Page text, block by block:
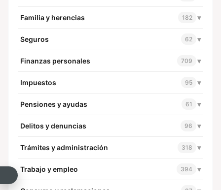
Familia y herencias 182 ▾
Seguros 62 ▾
Finanzas personales 709 ▾
Impuestos 95 ▾
Pensiones y ayudas 61 ▾
Delitos y denuncias 96 ▾
Trámites y administración 318 ▾
Trabajo y empleo 394 ▾